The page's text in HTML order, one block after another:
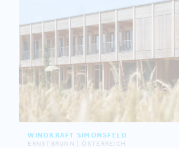
WINDKRAFT SIMONSFELD
ERNSTBRUNN | ÖSTERREICH